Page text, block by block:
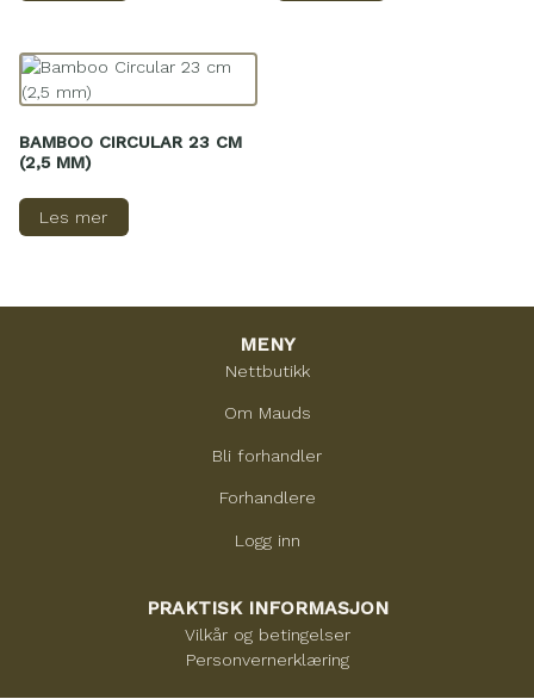
BAMBOO CIRCULAR 23 CM
(2,5 MM)
Les mer
MENY
Nettbutikk
Om Mauds
Bli forhandler
Forhandlere
Logg inn
PRAKTISK INFORMASJON
Vilkår og betingelser
Personvernerklæring